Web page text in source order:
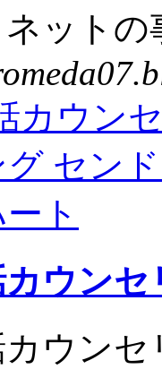
ットの
カウン
カウン